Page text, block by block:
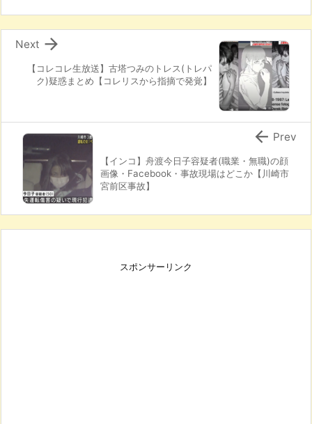
【コレコレ生放送】古塔つみのトレス(トレパ
ク)疑惑まとめ【コレリスから指摘で発覚】

Next
【インコ】舟渡今日子容疑者(職業・無職)の顔
画像・Facebook・事故現場はどこか【川崎市
宮前区事故】
 Prev
スポンサーリンク